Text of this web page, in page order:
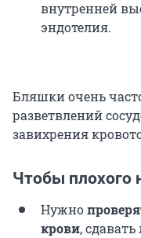
внутренней
эндотелия.
Бляшки очень
разветвлений
завихрения
Чтобы плохого
Нужно
крови,